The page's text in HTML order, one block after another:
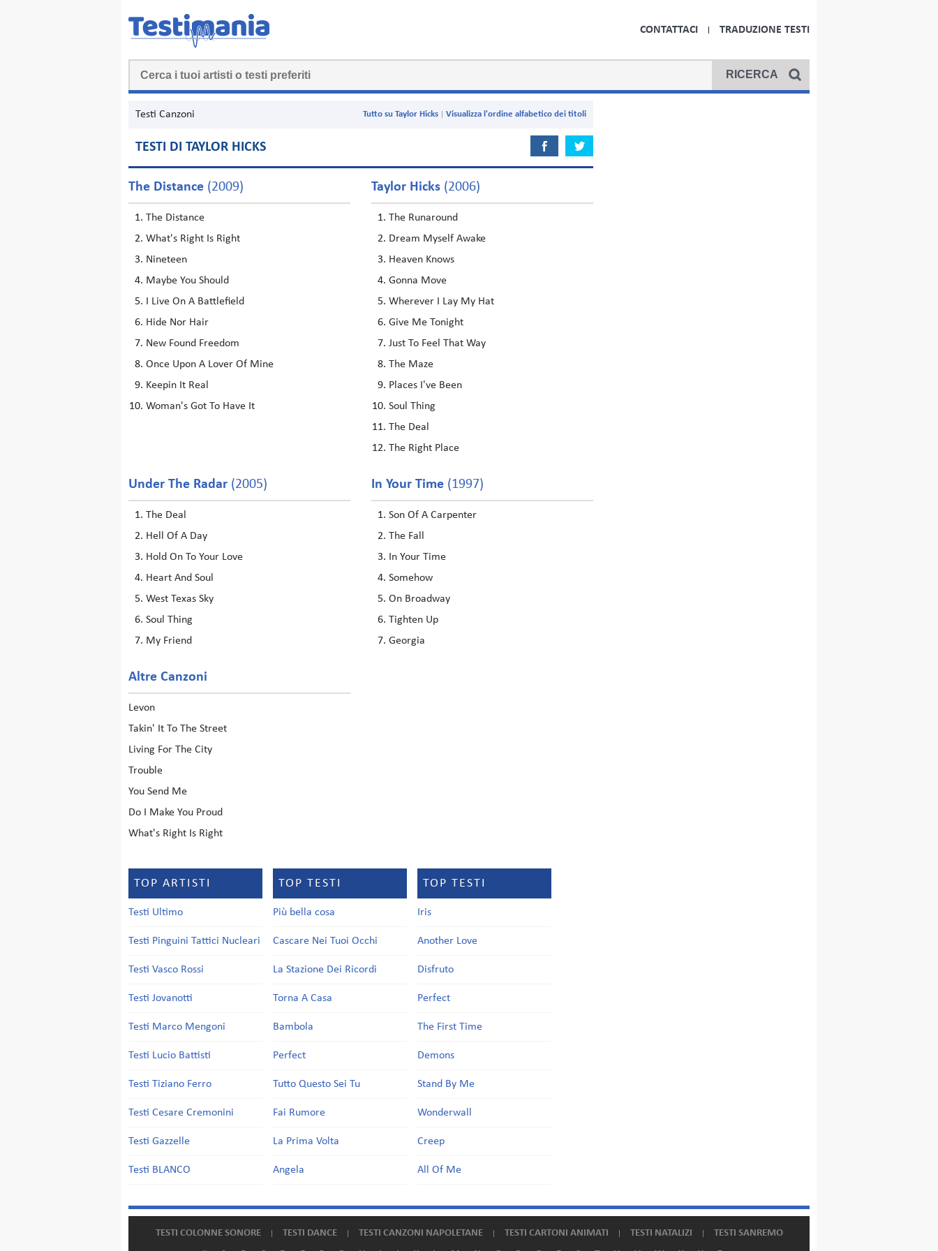
CONTATTACI TRADUZIONE TESTI
Testi Canzoni Visualizza l'ordine alfabetico dei titoli
Tutto su Taylor Hicks
TESTI DI TAYLOR HICKS
The Distance (2009)
The Distance
What's Right Is Right
Nineteen
Maybe You Should
I Live On A Battlefield
Hide Nor Hair
New Found Freedom
Once Upon A Lover Of Mine
Keepin It Real
Woman's Got To Have It
Taylor Hicks (2006)
The Runaround
Dream Myself Awake
Heaven Knows
Gonna Move
Wherever I Lay My Hat
Give Me Tonight
Just To Feel That Way
The Maze
Places I've Been
Soul Thing
The Deal
The Right Place
Under The Radar (2005)
The Deal
Hell Of A Day
Hold On To Your Love
Heart And Soul
West Texas Sky
Soul Thing
My Friend
In Your Time (1997)
Son Of A Carpenter
The Fall
In Your Time
Somehow
On Broadway
Tighten Up
Georgia
Altre Canzoni
Levon
Takin' It To The Street
Living For The City
Trouble
You Send Me
Do I Make You Proud
What's Right Is Right
TOP ARTISTI
Testi Ultimo
Testi Pinguini Tattici Nucleari
Testi Vasco Rossi
Testi Jovanotti
Testi Marco Mengoni
Testi Lucio Battisti
Testi Tiziano Ferro
Testi Cesare Cremonini
Testi Gazzelle
Testi BLANCO
TOP TESTI
Più bella cosa
Cascare Nei Tuoi Occhi
La Stazione Dei Ricordi
Torna A Casa
Bambola
Perfect
Tutto Questo Sei Tu
Fai Rumore
La Prima Volta
Angela
TOP TESTI
Iris
Another Love
Disfruto
Perfect
The First Time
Demons
Stand By Me
Wonderwall
Creep
All Of Me
TESTI COLONNE SONORE TESTI DANCE TESTI CANZONI NAPOLETANE TESTI CARTONI ANIMATI TESTI NATALIZI
TESTI SANREMO